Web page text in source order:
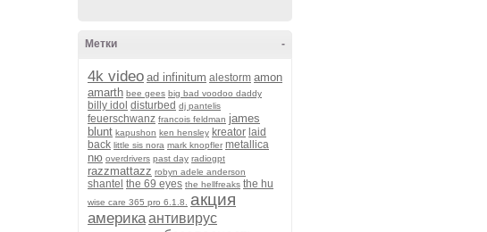
-
Метки
4k video ad infinitum alestorm amon
amarth bee gees big bad voodoo daddy
billy idol disturbed dj pantelis
feuerschwanz francois feldman james
blunt kapushon ken hensley kreator laid
back little sis nora mark knopfler metallica
nю overdrivers past day radiogpt
razzmattazz robyn adele anderson
shantel the 69 eyes the hellfreaks the hu
wise care 365 pro 6.1.8. акция
америкаантивирус